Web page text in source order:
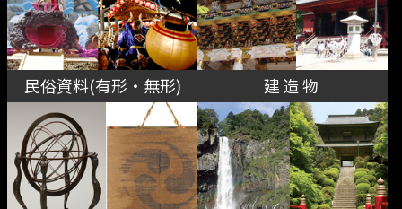
民俗資料(有形・無形) 建造物